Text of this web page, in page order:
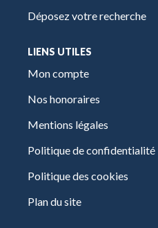
Déposez votre recherche
LIENS UTILES
Mon compte
Nos honoraires
Mentions légales
Politique de confidentialité
Politique des cookies
Plan du site